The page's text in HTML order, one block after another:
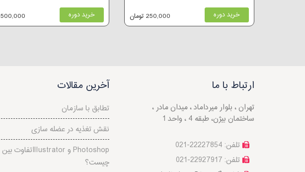
خرید دوره 500,000 تومان خرید دوره 250,000 تومان
ارتباط با ما
تهران ، بلوار میرداماد ، میدان مادر ،
ساختمان بیژن، طبقه 4 ، واحد 1
تلفن: 22227854-021
تلفن: 22927917-021
آخرین مقالات
تطابق با سازمان
نقش تغذیه در عضله سازی
تفاوت بینIllustrator و Photoshop
چیست؟